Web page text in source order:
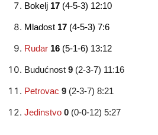
Bokelj 17 (4-5-3) 12:10
Mladost 17 (4-5-3) 7:6
Rudar 16 (5-1-6) 13:12
Budućnost 9 (2-3-7) 11:16
Petrovac 9 (2-3-7) 8:21
Jedinstvo 0 (0-0-12) 5:27